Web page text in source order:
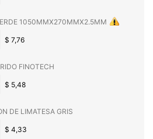
1050MMX270MMX2.5MM
$ 7,76
FINOTECH
$ 5,48
DE LIMATESA GRIS
$ 4,33